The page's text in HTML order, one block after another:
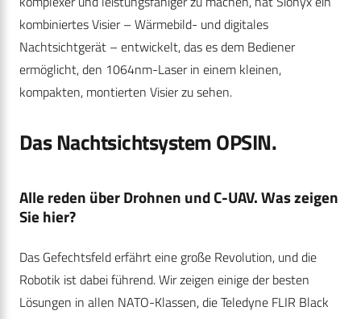
kombiniertes Visier – Wärmebild- und digitales
Nachtsichtgerät – entwickelt, das es dem Bediener
ermöglicht, den 1064nm-Laser in einem kleinen,
kompakten, montierten Visier zu sehen.
Das Nachtsichtsystem OPSIN.
Alle reden über Drohnen und C-UAV. Was zeigen
Sie hier?
Das Gefechtsfeld erfährt eine große Revolution, und die
Robotik ist dabei führend. Wir zeigen einige der besten
Lösungen in allen NATO-Klassen, die Teledyne FLIR Black